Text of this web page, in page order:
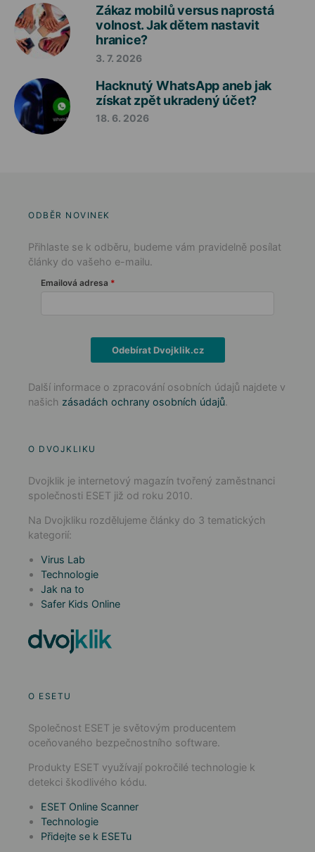
Zákaz mobilů versus naprostá
volnost. Jak dětem nastavit
hranice?
3. 7. 2026
Hacknutý WhatsApp aneb jak
získat zpět ukradený účet?
18. 6. 2026
ODBĚR NOVINEK
Přihlaste se k odběru, budeme vám pravidelně posílat
články do vašeho e-mailu.
Emailová adresa
Odebírat Dvojklik.cz
Další informace o zpracování osobních údajů najdete v
našich zásadách ochrany osobních údajů.
O DVOJKLIKU
Dvojklik je internetový magazín tvořený zaměstnanci
společnosti ESET již od roku 2010.
Na Dvojkliku rozdělujeme články do 3 tematických
kategorií:
Virus Lab
Technologie
Jak na to
Safer Kids Online
O ESETU
Společnost ESET je světovým producentem
oceňovaného bezpečnostního software.
Produkty ESET využívají pokročilé technologie k
detekci škodlivého kódu.
ESET Online Scanner
Technologie
Přidejte se k ESETu